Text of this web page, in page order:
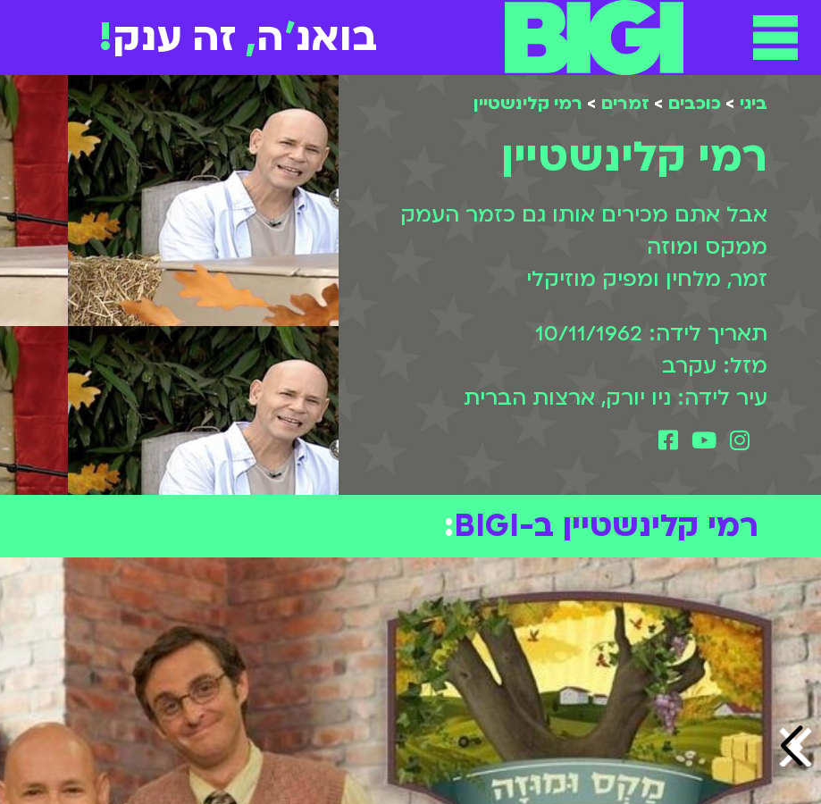
לתוכן
תפריט בואנ'ה, זה ענק!
ביגי > כוכבים > זמרים > רמי קלינשטיין
רמי קלינשטיין
אבל אתם מכירים אותו גם כזמר העמק
ממקס ומוזה
זמר, מלחין ומפיק מוזיקלי
תאריך לידה: 10/11/1962
מזל: עקרב
עיר לידה: ניו יורק, ארצות הברית
רמי קלינשטיין ב-BIGI :